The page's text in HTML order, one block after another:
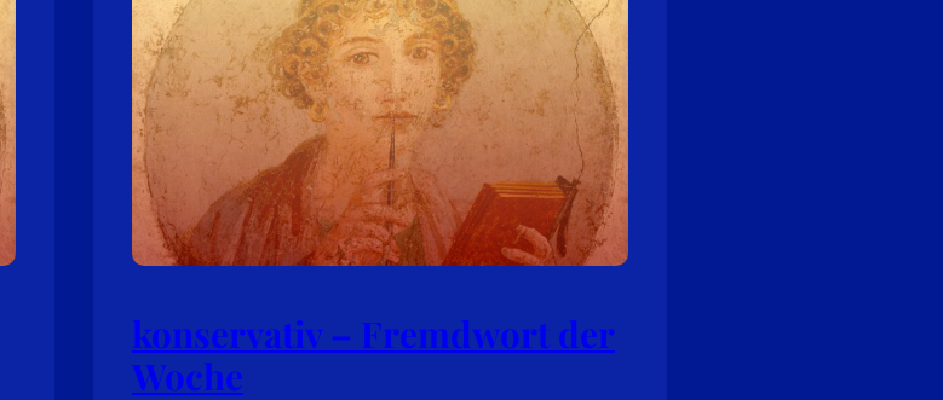
konservativ – Fremdwort der
Woche